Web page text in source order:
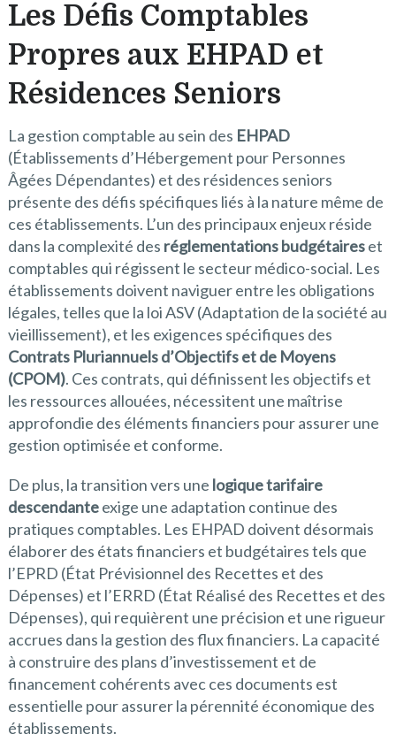
Les Défis Comptables
Propres aux EHPAD et
Résidences Seniors
La gestion comptable au sein des EHPAD
(Établissements d’Hébergement pour Personnes
Âgées Dépendantes) et des résidences seniors
présente des défis spécifiques liés à la nature même de
ces établissements. L’un des principaux enjeux réside
dans la complexité des réglementations budgétaireset
comptables qui régissent le secteur médico-social. Les
établissements doivent naviguer entre les obligations
légales, telles que la loi ASV (Adaptation de la société au
vieillissement), et les exigences spécifiques des
Contrats Pluriannuels d’Objectifs et de Moyens
(CPOM). Ces contrats, qui définissent les objectifs et
les ressources allouées, nécessitent une maîtrise
approfondie des éléments financiers pour assurer une
gestion optimisée et conforme.
De plus, la transition vers une logique tarifaire
descendanteexige une adaptation continue des
pratiques comptables. Les EHPAD doivent désormais
élaborer des états financiers et budgétaires tels que
l’EPRD (État Prévisionnel des Recettes et des
Dépenses) et l’ERRD (État Réalisé des Recettes et des
Dépenses), qui requièrent une précision et une rigueur
accrues dans la gestion des flux financiers. La capacité
à construire des plans d’investissement et de
financement cohérents avec ces documents est
essentielle pour assurer la pérennité économique des
établissements.